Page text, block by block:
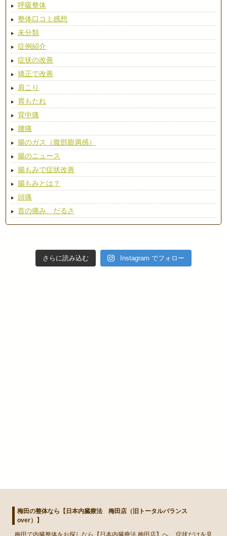
呼吸整体
整体口コミ感想
未分類
症例紹介
症状の改善
矯正で改善
肩こり
胃もたれ
背中痛
腰痛
腸のガス（腹部膨満感）
腸のニュース
腸もみで症状改善
腸もみとは？
頭痛
首の痛み、だるさ
さらに読み込む Instagram でフォロー
梅田の整体なら【日本内臓療法 梅田店（旧トータルバランス
over）】
梅田で内臓整体をお探しなら【日本内臓療法 梅田店】へ。 症状だけを見